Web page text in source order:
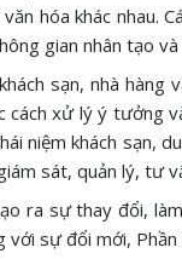
hóa khác
gian nhân tạo
sạn, nhà
cách xử lý ý
niệm khách
sát, quản lý, tư
ra sự thay đổi,
sự đổi mới,